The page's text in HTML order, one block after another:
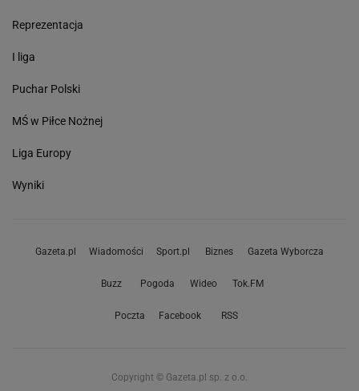
Reprezentacja
I liga
Puchar Polski
MŚ w Piłce Nożnej
Liga Europy
Wyniki
Gazeta.pl Wiadomości Sport.pl Biznes Gazeta Wyborcza
Buzz Pogoda Wideo Tok.FM
Poczta Facebook RSS
Copyright © Gazeta.pl sp. z o.o.